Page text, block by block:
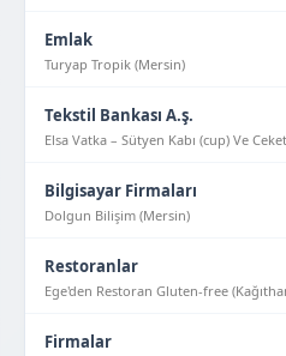
Emlak
Turyap Tropik (Mersin)
Tekstil Bankası A.ş.
Elsa Vatka – Sütyen Kabı (cup) Ve
Bilgisayar Firmaları
Dolgun Bilişim (Mersin)
Restoranlar
Ege'den Restoran Gluten-free
Firmalar